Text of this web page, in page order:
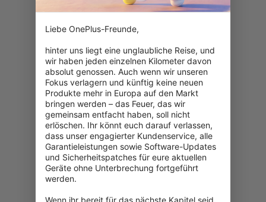
Liebe OnePlus-Freunde,
hinter uns liegt eine unglaubliche Reise, und
wir haben jeden einzelnen Kilometer davon
absolut genossen. Auch wenn wir unseren
Fokus verlagern und künftig keine neuen
Produkte mehr in Europa auf den Markt
bringen werden – das Feuer, das wir
gemeinsam entfacht haben, soll nicht
erlöschen. Ihr könnt euch darauf verlassen,
dass unser engagierter Kundenservice, alle
Garantieleistungen sowie Software-Updates
und Sicherheitspatches für eure aktuellen
Geräte ohne Unterbrechung fortgeführt
werden.
Wenn ihr bereit für das nächste Kapitel seid,